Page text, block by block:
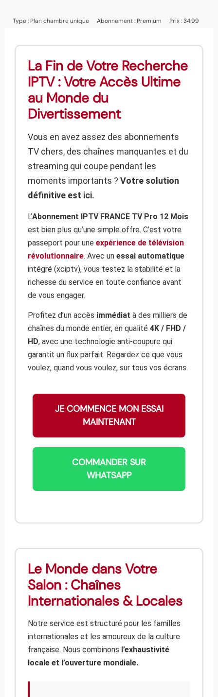
Type : Plan chambre unique Abonnement : Premium Prix : 34.99
La Fin de Votre Recherche
IPTV : Votre Accès Ultime
au Monde du
Divertissement
Vous en avez assez des abonnements
TV chers, des chaînes manquantes et du
streaming qui coupe pendant les
moments importants ? Votre solution
définitive est ici.
L’Abonnement IPTV FRANCE TV Pro 12 Mois
est bien plus qu’une simple offre. C’est votre
passeport pour une expérience de télévision
révolutionnaire. Avec un essai automatique
intégré (xciptv), vous testez la stabilité et la
richesse du service en toute confiance avant
de vous engager.
Profitez d’un accès immédiat à des milliers de
chaînes du monde entier, en qualité 4K / FHD /
HD, avec une technologie anti-coupure qui
garantit un flux parfait. Regardez ce que vous
voulez, quand vous voulez, sur tous vos écrans.
JE COMMENCE MON ESSAI
MAINTENANT
COMMANDER SUR
WHATSAPP
Le Monde dans Votre
Salon : Chaînes
Internationales & Locales
Notre service est structuré pour les familles
internationales et les amoureux de la culture
française. Nous combinons l’exhaustivité
locale et l’ouverture mondiale.